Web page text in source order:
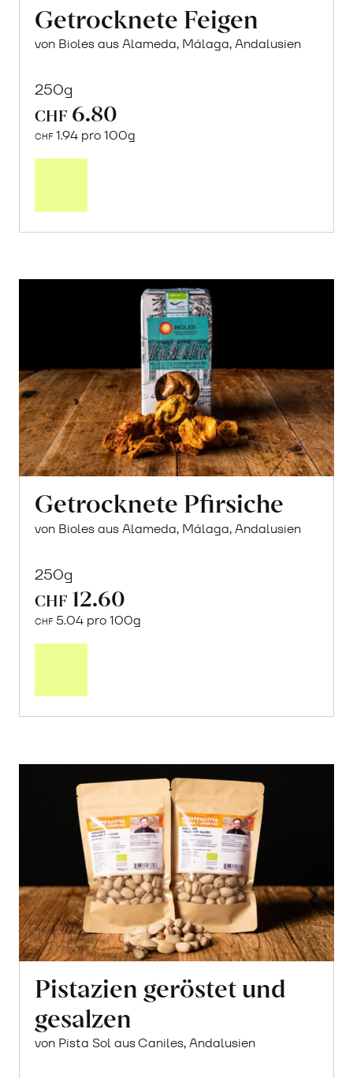
Getrocknete Feigen
von Bioles aus Alameda, Málaga, Andalusien
250g
CHF 6.80
CHF 1.94 pro 100g
Getrocknete Pfirsiche
von Bioles aus Alameda, Málaga, Andalusien
250g
CHF 12.60
CHF 5.04 pro 100g
Pistazien geröstet und
gesalzen
von Pista Sol aus Caniles, Andalusien